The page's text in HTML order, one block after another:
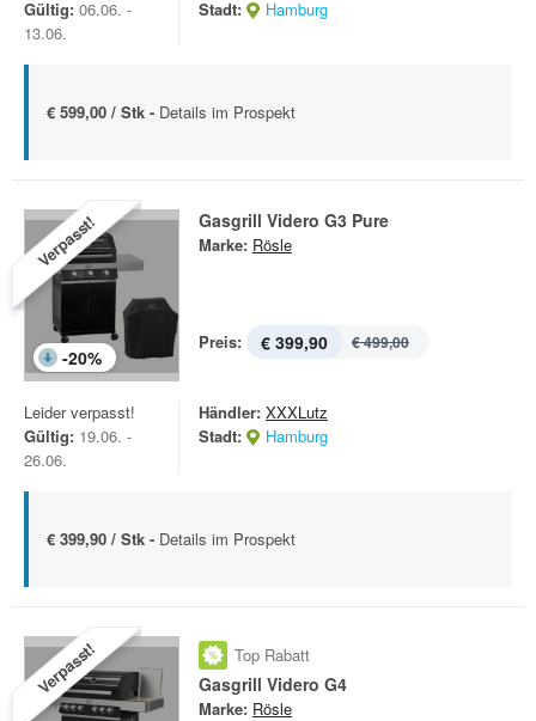
Gültig: 06.06. -
13.06.
Stadt:
Hamburg
€ 599,00 / Stk - Details im Prospekt
Verpasst!
-20%
Gasgrill Videro G3 Pure
Marke: Rösle
Preis: € 399,90 € 499,00
Leider verpasst!
Gültig: 19.06. -
26.06.
Händler: XXXLutz
Stadt:
Hamburg
€ 399,90 / Stk - Details im Prospekt
Verpasst! Top Rabatt
Gasgrill Videro G4
Marke: Rösle